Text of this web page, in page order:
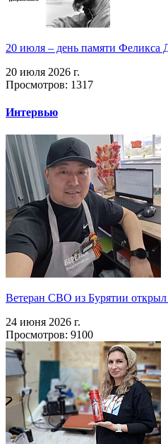
20 июля – день памяти Феликса
20 июля 2026 г.
Просмотров: 1317
Интервью
Ветеран СВО из Бурятии открыл
24 июня 2026 г.
Просмотров: 9100